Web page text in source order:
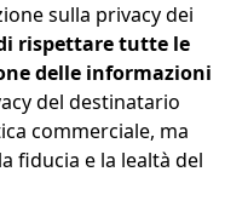
sulla privacy dei
rispettare tutte le
delle informazioni
del destinatario
commerciale, ma
fiducia e la lealtà del